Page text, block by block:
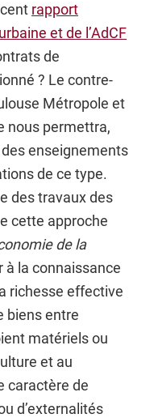
rapport
et de l’AdCF
de
? Le contre-
Métropole et
nous permettra,
des enseignements
de ce type.
des travaux des
cette approche
de la
à la connaissance
richesse effective
biens entre
matériels ou
et au
caractère de
d’externalités